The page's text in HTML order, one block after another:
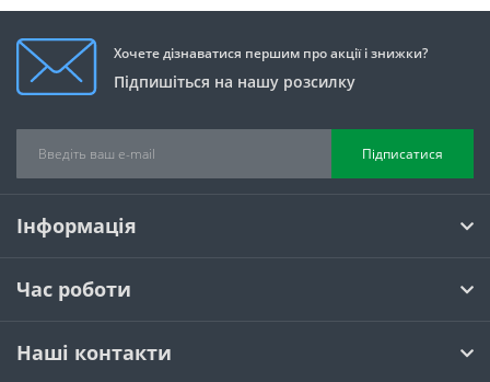
Хочете дізнаватися першим про акції і знижки?
Підпишіться на нашу розсилку
Підписатися
Інформація
Час роботи
Наші контакти